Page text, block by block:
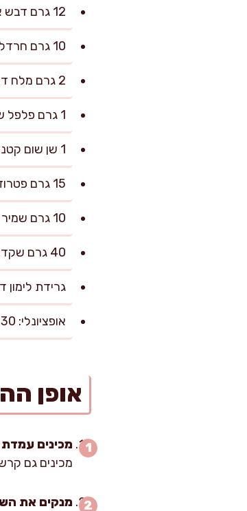
12 גרם דבש או סילאן (לגרסה טבעונית העדיפו סילאן)
10 גרם חרדל דיז'ון חלק
2 גרם מלח דק (כ-1/2 כפית), ועוד לפי הטעם
1 גרם פלפל שחור גרוס (כ-1/4 כפית)
1 שן שום קטנה, כתושה דק (כ-3–4 גרם)
15 גרם פטרוזיליה קצוצה דק
10 גרם שמיר קצוץ דק
40 גרם שקדים פרוסים קלויים
גרידת לימון דקה
אופציונלי: 30 גרם צימוקים בהירים או חמוציות ללא סוכר, לקיק מתקתק
אופן
מכינים
מכינים גם
מנקים את